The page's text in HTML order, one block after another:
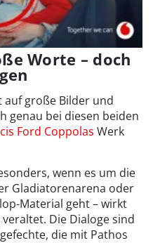
Worte – doch
auf große Bilder und
genau bei diesen beiden
Ford Coppolas Werk
wenn es um die
Gladiatorenarena oder
Material geht – wirkt
Die Dialoge sind
die mit Pathos